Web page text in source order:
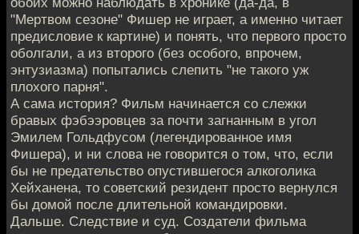
"Мертвом сезоне" Фишер не играет, а именно читает
предисловие к картине) и понять, что первого просто
оболгали, а из второго (без особого, впрочем,
энтузиазма) попытались слепить "не такого уж
плохого парня".
А сама история? Фильм начинается со слежки
бравых фэбээровцев за почти загнанным в угол
Эмилем Гольдфусом (легендированное имя
Фишера), и ни слова не говорится о том, что, если
бы не предательство опустившегося алкоголика
Хейханена, то советский резидент просто вернулся
бы домой после длительной командировки.
Дальше. Следствие и суд. Создатели фильма